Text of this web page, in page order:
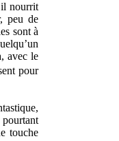
nourrit
peu de
sont à
avec le
pour
touche